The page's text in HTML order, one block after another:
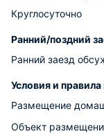
Круглосуточно
Ранний/поздний
Ранний заезд
Условия и
Размещение
Объект